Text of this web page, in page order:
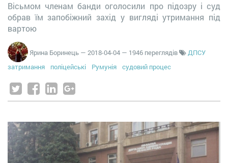
Вісьмом членам банди оголосили про підозру і суд
обрав їм запобіжний захід у вигляді утримання під
вартою
Ярина Боринець — 2018-04-04 — 1946 переглядів
ДПСУ
затримання
поліцейські Румунія судовий процес